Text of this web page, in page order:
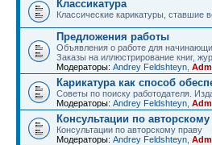
Классикатура
Классические карикатуры, ставшие
Предложения работы
Объявления о работе для
Заказы на иллюстрирование книг,
Модераторы: Andrey Feldshteyn
Карикатура как способ
Советы по поиску работодателя.
Модераторы: Andrey Feldshteyn
Консультации по
Консультации по авторскому праву
Модераторы: Andrey Feldshteyn